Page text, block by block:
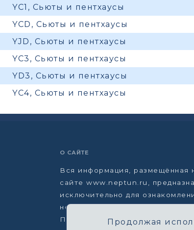
YC1, Сьюты и пентхаусы
YCD, Сьюты и пентхаусы
YJD, Сьюты и пентхаусы
YC3, Сьюты и пентхаусы
YD3, Сьюты и пентхаусы
YC4, Сьюты и пентхаусы
О САЙТЕ
Вся информация, размещённая
сайте www.neptun.ru,
исключительно для
не является офертой.
Политика конфиденциальности
Продолжая